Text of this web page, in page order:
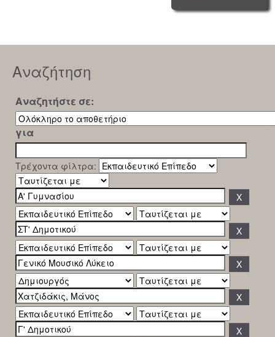
Αναζήτηση
Αναζητήστε σε:
για
Τρέχοντα φίλτρα: